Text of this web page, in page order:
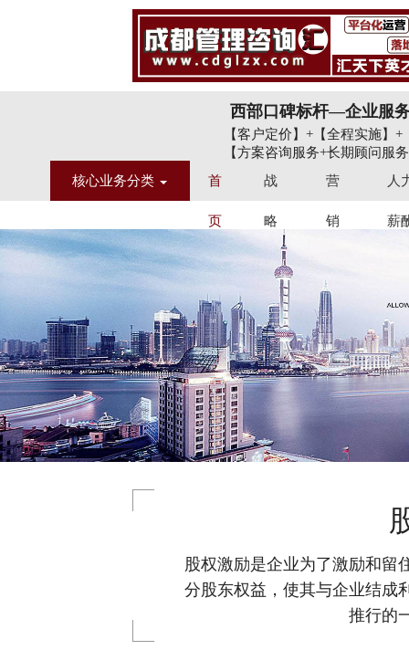
西部口碑标杆—企业服
【客户定价】+【全程实施】
【方案咨询服务+长期顾问服
核心业务分类
首
页
战
略
位
营
销
牌
人
薪
股权激励是企业为了激励和留
分股东权益，使其与企业结成
推行的